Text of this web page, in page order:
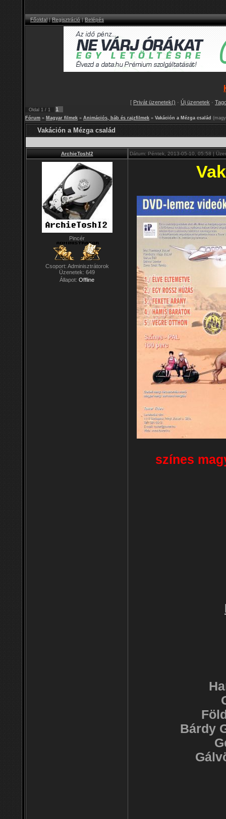
Főoldal|Regisztráció|Belépés
[ Privát üzenetek() · Új üzenetek ·
Oldal 1 / 1 1
Fórum » Magyar filmek » Animációs, báb és rajzfilmek » Vakáción a Mézga család
Vakáción a Mézga család
ArchieToshI2 Dátum: Péntek, 2013-05-10, 05:58 |
Pincér
Csoport: Adminisztrátorok
Üzenetek: 649
Állapot: Offline
színes
Bárdy